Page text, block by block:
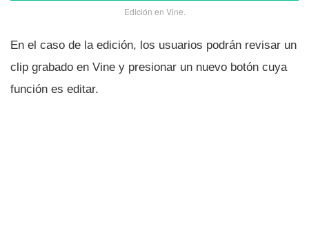
Edición en Vine.
En el caso de la edición, los usuarios podrán revisar un
clip grabado en Vine y presionar un nuevo botón cuya
función es editar.